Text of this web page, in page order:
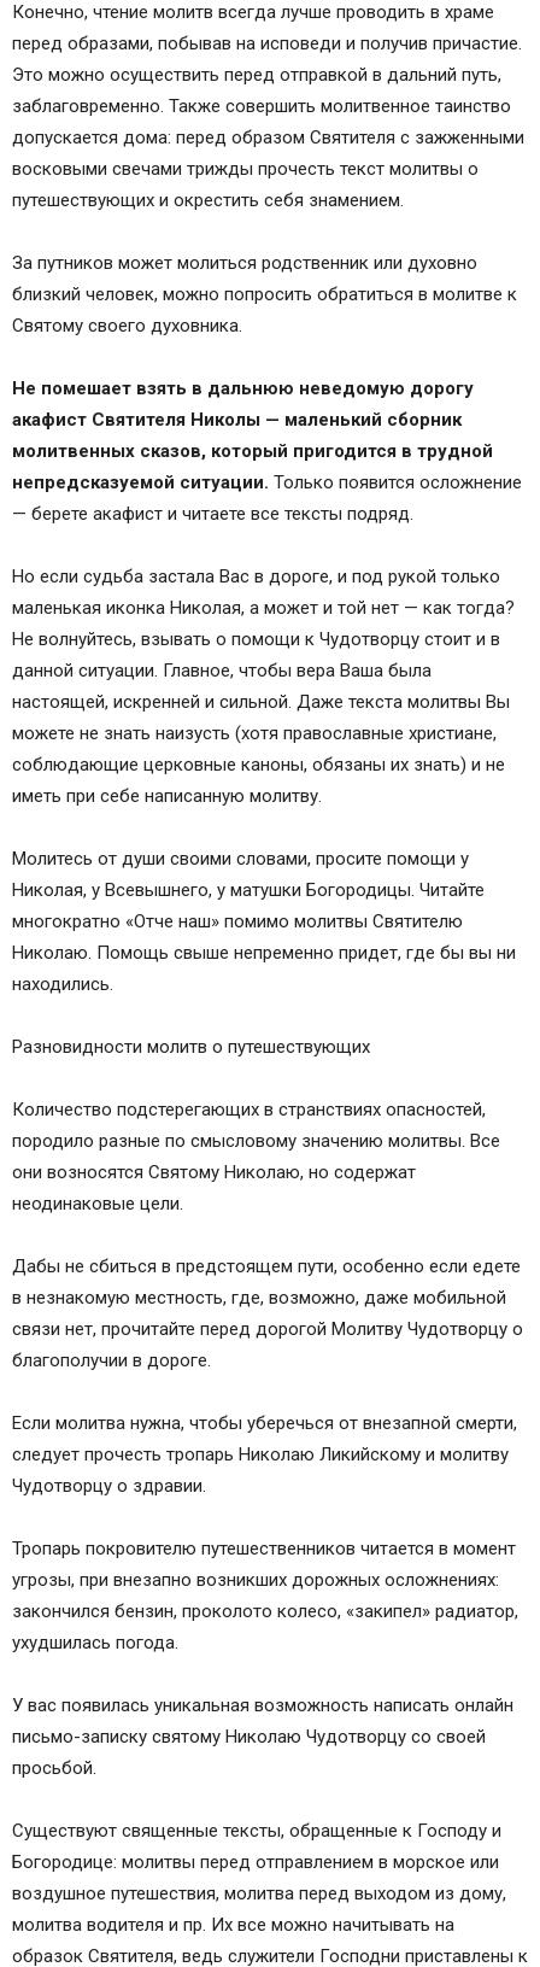
Конечно, чтение молитв всегда лучше проводить в храме
перед образами, побывав на исповеди и получив причастие.
Это можно осуществить перед отправкой в дальний путь,
заблаговременно. Также совершить молитвенное таинство
допускается дома: перед образом Святителя с зажженными
восковыми свечами трижды прочесть текст молитвы о
путешествующих и окрестить себя знамением.
За путников может молиться родственник или духовно
близкий человек, можно попросить обратиться в молитве к
Святому своего духовника.
Не помешает взять в дальнюю неведомую дорогу
акафист Святителя Николы — маленький сборник
молитвенных сказов, который пригодится в трудной
непредсказуемой ситуации. Только появится осложнение
— берете акафист и читаете все тексты подряд.
Но если судьба застала Вас в дороге, и под рукой только
маленькая иконка Николая, а может и той нет — как тогда?
Не волнуйтесь, взывать о помощи к Чудотворцу стоит и в
данной ситуации. Главное, чтобы вера Ваша была
настоящей, искренней и сильной. Даже текста молитвы Вы
можете не знать наизусть (хотя православные христиане,
соблюдающие церковные каноны, обязаны их знать) и не
иметь при себе написанную молитву.
Молитесь от души своими словами, просите помощи у
Николая, у Всевышнего, у матушки Богородицы. Читайте
многократно «Отче наш» помимо молитвы Святителю
Николаю. Помощь свыше непременно придет, где бы вы ни
находились.
Разновидности молитв о путешествующих
Количество подстерегающих в странствиях опасностей,
породило разные по смысловому значению молитвы. Все
они возносятся Святому Николаю, но содержат
неодинаковые цели.
Дабы не сбиться в предстоящем пути, особенно если едете
в незнакомую местность, где, возможно, даже мобильной
связи нет, прочитайте перед дорогой Молитву Чудотворцу о
благополучии в дороге.
Если молитва нужна, чтобы уберечься от внезапной смерти,
следует прочесть тропарь Николаю Ликийскому и молитву
Чудотворцу о здравии.
Тропарь покровителю путешественников читается в момент
угрозы, при внезапно возникших дорожных осложнениях:
закончился бензин, проколото колесо, «закипел» радиатор,
ухудшилась погода.
У вас появилась уникальная возможность написать онлайн
письмо-записку святому Николаю Чудотворцу со своей
просьбой.
Существуют священные тексты, обращенные к Господу и
Богородице: молитвы перед отправлением в морское или
воздушное путешествия, молитва перед выходом из дому,
молитва водителя и пр. Их все можно начитывать на
образок Святителя, ведь служители Господни приставлены к